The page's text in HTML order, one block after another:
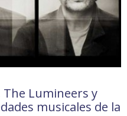
The Lumineers y
musicales de la